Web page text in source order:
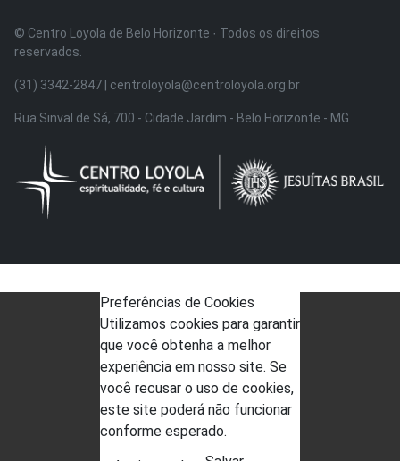
© Centro Loyola de Belo Horizonte · Todos os direitos
reservados.
(31) 3342-2847 | centroloyola@centroloyola.org.br
Rua Sinval de Sá, 700 - Cidade Jardim - Belo Horizonte - MG
Preferências de Cookies
Utilizamos cookies para garantir
que você obtenha a melhor
experiência em nosso site. Se
você recusar o uso de cookies,
este site poderá não funcionar
conforme esperado.